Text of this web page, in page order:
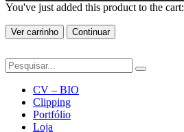
You've just added this product to the cart:
Ver carrinho Continuar
CV – BIO
Clipping
Portfólio
Loja